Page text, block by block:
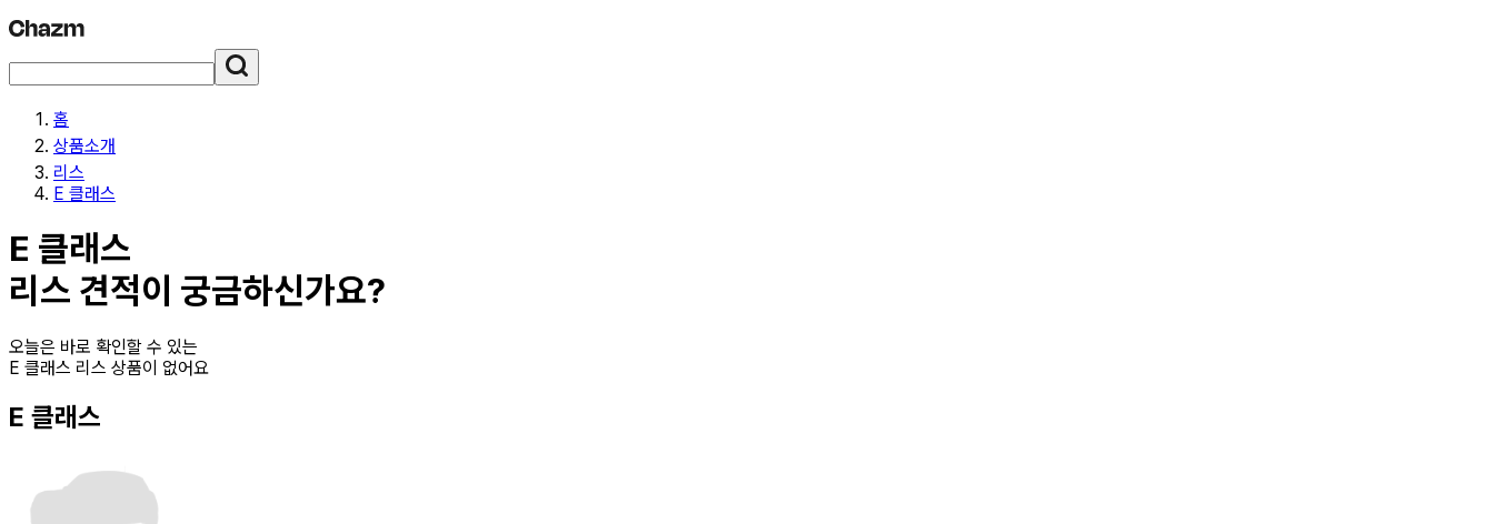
홈
상품소개
리스
E 클래스
E 클래스
리스 견적이 궁금하신가요?
오늘은 바로 확인할 수 있는
E 클래스 리스 상품이 없어요
E 클래스